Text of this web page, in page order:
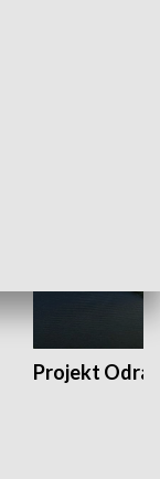
Projekt Odra